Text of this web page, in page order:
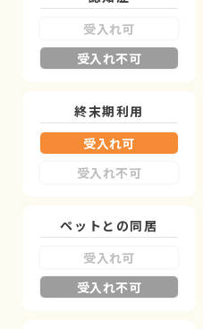
受入れ可
受入れ不可
終末期利用
受入れ可
受入れ不可
ペットとの同居
受入れ可
受入れ不可